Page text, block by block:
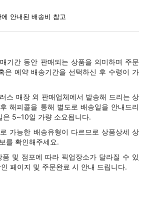
안내된 배송비 참고
기간 동안 판매되는 상품을 의미하며 주문
은 예약 배송기간을 선택하신 후 수령이 가
스 매장 외 판매업체에서 발송해 드리는 상
해피콜을 통해 별도로 배송일을 안내드리
은 5~10일 가량 소요됩니다.
가능한 배송유형이 다르므로 상품상세 상
를 확인해주세요.
및 점포에 따라 픽업장소가 달라질 수 있
페이지 및 주문완료 시 안내 드립니다.